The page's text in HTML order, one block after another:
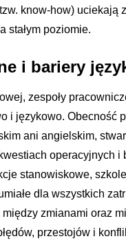
know-how) uciekają
stałym poziomie.
i bariery
zespoły
i językowo. Obecność
ani angielskim,
operacyjnych
stanowiskowe,
dla wszystkich
zmianami oraz
przestojów i